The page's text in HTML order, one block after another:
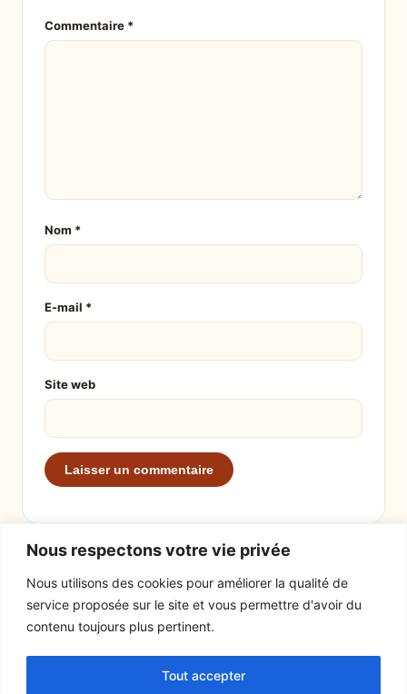
Nous respectons votre vie privée
Nous utilisons des cookies pour améliorer la qualité de
service proposée sur le site et vous permettre d'avoir du
contenu toujours plus pertinent.
Tout accepter
Commentaire *
Nom *
E-mail *
Site web
Actualités